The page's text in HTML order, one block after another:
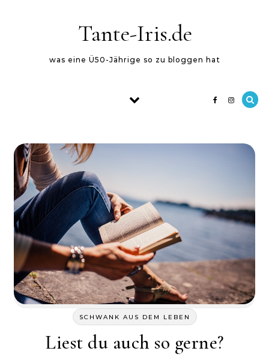
Tante-Iris.de
was eine Ü50-Jährige so zu bloggen hat
SCHWANK AUS DEM LEBEN
Liest du auch so gerne?